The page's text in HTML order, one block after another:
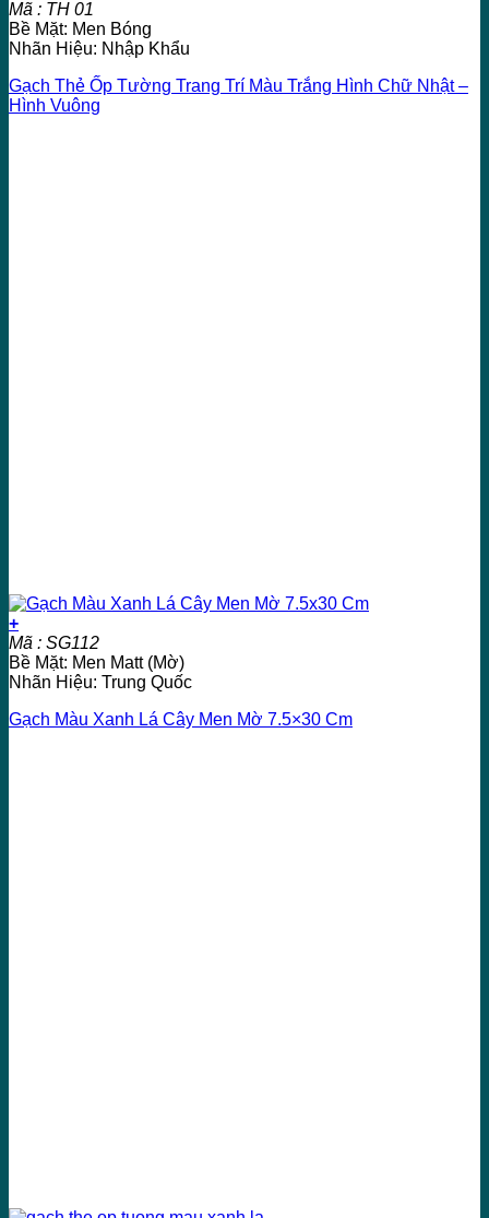
Mã : TH 01
Bề Mặt: Men Bóng
Nhãn Hiệu: Nhập Khẩu
Gạch Thẻ Ốp Tường Trang Trí Màu Trắng Hình Chữ Nhật –
Hình Vuông
+
Mã : SG112
Bề Mặt: Men Matt (Mờ)
Nhãn Hiệu: Trung Quốc
Gạch Màu Xanh Lá Cây Men Mờ 7.5×30 Cm